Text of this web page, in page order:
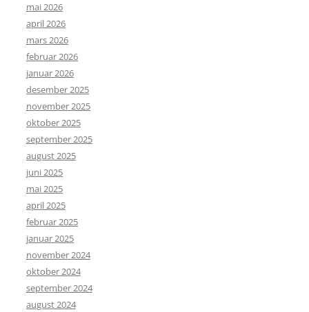
mai 2026
april 2026
mars 2026
februar 2026
januar 2026
desember 2025
november 2025
oktober 2025
september 2025
august 2025
juni 2025
mai 2025
april 2025
februar 2025
januar 2025
november 2024
oktober 2024
september 2024
august 2024